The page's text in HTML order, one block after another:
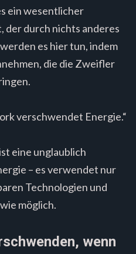
ein wesentlicher
der durch nichts anderes
es hier tun, indem
die die Zweifler
verschwendet Energie.“
eine unglaublich
– es verwendet nur
Technologien und
möglich.
wenn